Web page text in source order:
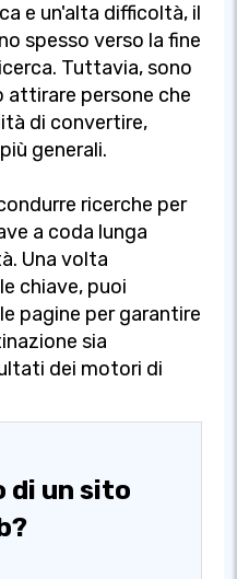
e un'alta difficoltà, il
spesso verso la fine
Tuttavia, sono
attirare persone che
di convertire,
generali.
ricerche per
a coda lunga
Una volta
chiave, puoi
pagine per garantire
sia
dei motori di
di un sito